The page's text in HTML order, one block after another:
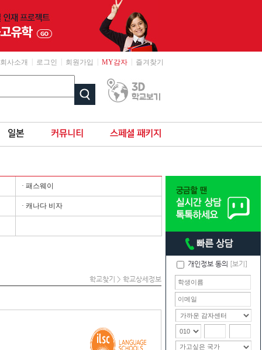
회사소개 로그인 회원가입 MY감자 즐겨찾기
개인정보 동의 [보기]
· 패스웨이
· 캐나다 비자
학교찾기 > 학교상세정보